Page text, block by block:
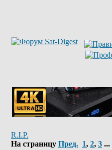
R.I.P.
На страницу Пред. 1, 2, 3 ...